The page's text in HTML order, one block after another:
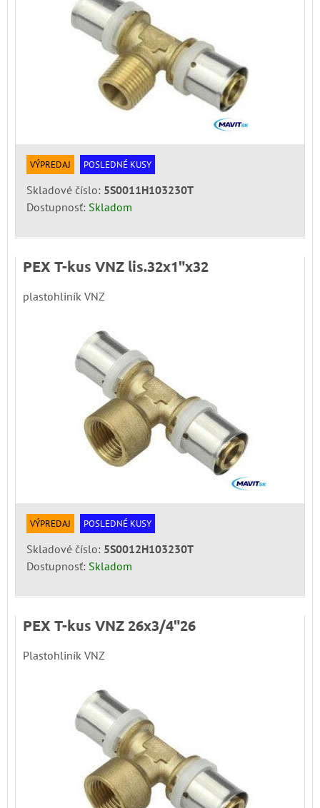
VÝPREDAJ POSLEDNÉ KUSY
Skladové číslo: 5S0011H103230T
Dostupnosť: Skladom
PEX T-kus VNZ lis.32x1"x32
plastohliník VNZ
VÝPREDAJ POSLEDNÉ KUSY
Skladové číslo: 5S0012H103230T
Dostupnosť: Skladom
PEX T-kus VNZ 26x3/4"26
Plastohliník VNZ